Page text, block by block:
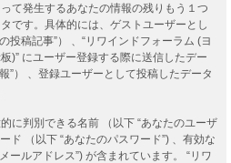
て発生するあなたの情報の残りもう１つ
です。具体的には、ゲストユーザーとし
投稿記事”） 、“リワインドフォーラム (ヨ
)” にユーザー登録する際に送信したデー
”） 、登録ユーザーとして投稿したデータ
に判別できる名前 （以下 “あなたのユーザ
ド （以下 “あなたのパスワード”) 、有効な
ールアドレス”) が含まれています。 “リワ